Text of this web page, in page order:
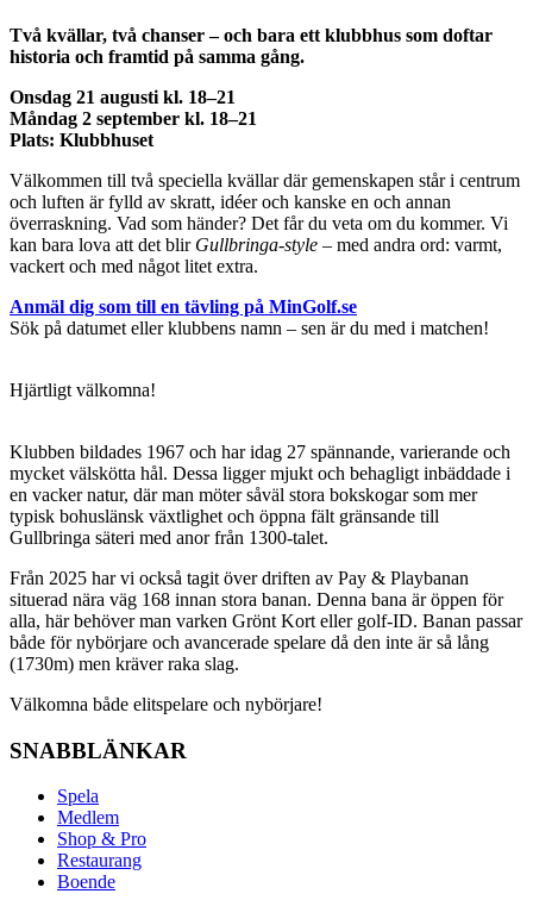
Två kvällar, två chanser – och bara ett klubbhus som doftar
historia och framtid på samma gång.
Onsdag 21 augusti kl. 18–21
Måndag 2 september kl. 18–21
Plats: Klubbhuset
Välkommen till två speciella kvällar där gemenskapen står i centrum
och luften är fylld av skratt, idéer och kanske en och annan
överraskning. Vad som händer? Det får du veta om du kommer. Vi
kan bara lova att det blir Gullbringa-style – med andra ord: varmt,
vackert och med något litet extra.
Anmäl dig som till en tävling på MinGolf.se
Sök på datumet eller klubbens namn – sen är du med i matchen!
Hjärtligt välkomna!
Klubben bildades 1967 och har idag 27 spännande, varierande och
mycket välskötta hål. Dessa ligger mjukt och behagligt inbäddade i
en vacker natur, där man möter såväl stora bokskogar som mer
typisk bohuslänsk växtlighet och öppna fält gränsande till
Gullbringa säteri med anor från 1300-talet.
Från 2025 har vi också tagit över driften av Pay & Playbanan
situerad nära väg 168 innan stora banan. Denna bana är öppen för
alla, här behöver man varken Grönt Kort eller golf-ID. Banan passar
både för nybörjare och avancerade spelare då den inte är så lång
(1730m) men kräver raka slag.
Välkomna både elitspelare och nybörjare!
SNABBLÄNKAR
Spela
Medlem
Shop & Pro
Restaurang
Boende